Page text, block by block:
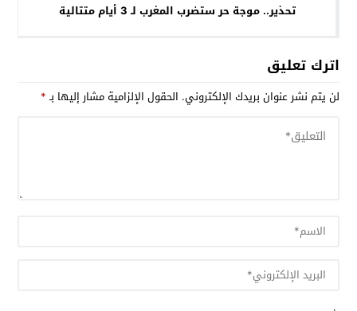
تحذير.. موجة حر ستضرب المغرب لـ 3 أيام متتالية
اترك تعليق
لن يتم نشر عنوان بريدك الإلكتروني. الحقول الإلزامية مشار إليها بـ*